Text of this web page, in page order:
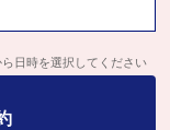
日時を選択してください